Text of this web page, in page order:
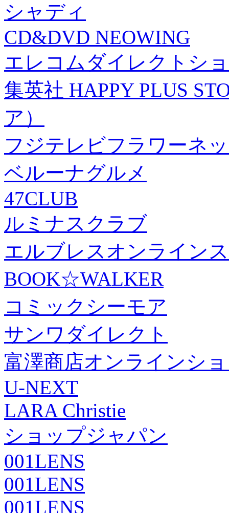
シャディ
CD&DVD NEOWING
エレコムダイレクトシ
集英社 HAPPY PLUS
ア）
フジテレビフラワーネ
ベルーナグルメ
47CLUB
ルミナスクラブ
エルブレスオンライン
BOOK☆WALKER
コミックシーモア
サンワダイレクト
富澤商店オンラインシ
U-NEXT
LARA Christie
ショップジャパン
001LENS
001LENS
001LENS